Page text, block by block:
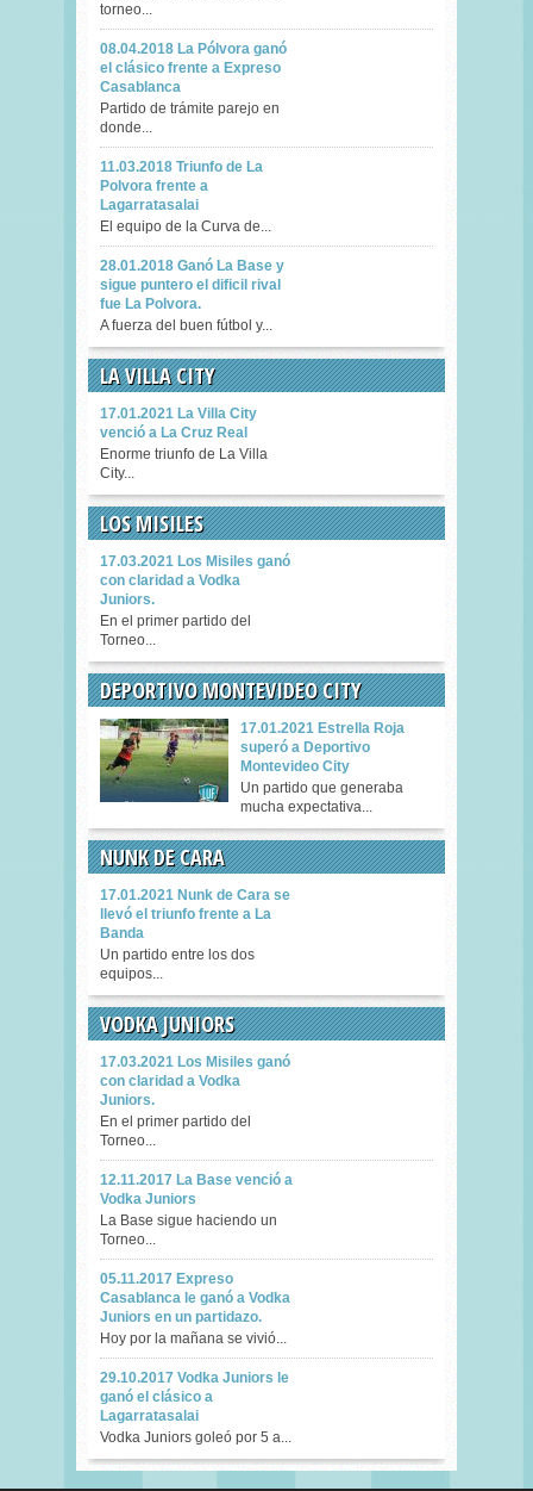
torneo...
08.04.2018 La Pólvora ganó
el clásico frente a Expreso
Casablanca
Partido de trámite parejo en
donde...
11.03.2018 Triunfo de La
Polvora frente a
Lagarratasalai
El equipo de la Curva de...
28.01.2018 Ganó La Base y
sigue puntero el dificil rival
fue La Polvora.
A fuerza del buen fútbol y...
LA VILLA CITY
17.01.2021 La Villa City
venció a La Cruz Real
Enorme triunfo de La Villa
City...
LOS MISILES
17.03.2021 Los Misiles ganó
con claridad a Vodka
Juniors.
En el primer partido del
Torneo...
DEPORTIVO MONTEVIDEO CITY
17.01.2021 Estrella Roja
superó a Deportivo
Montevideo City
Un partido que generaba
mucha expectativa...
NUNK DE CARA
17.01.2021 Nunk de Cara se
llevó el triunfo frente a La
Banda
Un partido entre los dos
equipos...
VODKA JUNIORS
17.03.2021 Los Misiles ganó
con claridad a Vodka
Juniors.
En el primer partido del
Torneo...
12.11.2017 La Base venció a
Vodka Juniors
La Base sigue haciendo un
Torneo...
05.11.2017 Expreso
Casablanca le ganó a Vodka
Juniors en un partidazo.
Hoy por la mañana se vivió...
29.10.2017 Vodka Juniors le
ganó el clásico a
Lagarratasalai
Vodka Juniors goleó por 5 a...